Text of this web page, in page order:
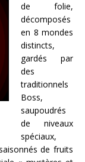
de folie,
décomposés
en 8 mondes
distincts,
gardés par
des
traditionnels
Boss,
saupoudrés
de niveaux
spéciaux,
de fruits